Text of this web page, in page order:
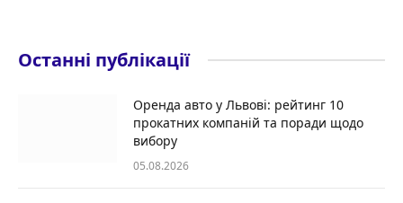
Останні публікації
Оренда авто у Львові: рейтинг 10
прокатних компаній та поради щодо
вибору
05.08.2026